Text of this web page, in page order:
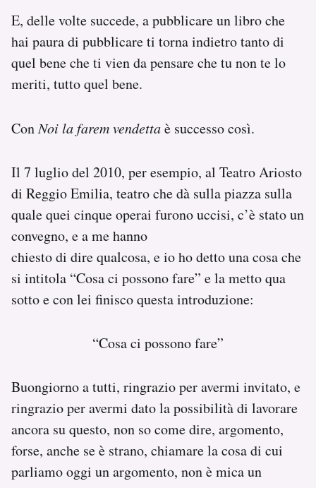
E, delle volte succede, a pubblicare un libro che
hai paura di pubblicare ti torna indietro tanto di
quel bene che ti vien da pensare che tu non te lo
meriti, tutto quel bene.
ConNoi la farem vendettaè successo così.
Il 7 luglio del 2010, per esempio, al Teatro Ariosto
di Reggio Emilia, teatro che dà sulla piazza sulla
quale quei cinque operai furono uccisi, c’è stato un
convegno, e a me hanno
chiesto di dire qualcosa, e io ho detto una cosa che
si intitola “Cosa ci possono fare” e la metto qua
sotto e con lei finisco questa introduzione:
“Cosa ci possono fare”
Buongiorno a tutti, ringrazio per avermi invitato, e
ringrazio per avermi dato la possibilità di lavorare
ancora su questo, non so come dire, argomento,
forse, anche se è strano, chiamare la cosa di cui
parliamo oggi un argomento, non è mica un